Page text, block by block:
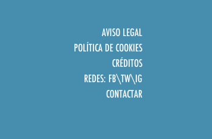
AVISO LEGAL
POLÍTICA DE COOKIES
CRÉDITOS
REDES: FB\TW\IG
CONTACTAR